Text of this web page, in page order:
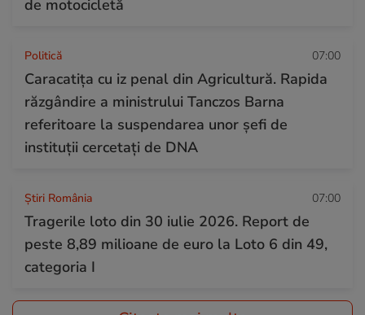
de motocicletă
Politică 07:00
Caracatița cu iz penal din Agricultură. Rapida
răzgândire a ministrului Tanczos Barna
referitoare la suspendarea unor șefi de
instituții cercetați de DNA
Știri România 07:00
Tragerile loto din 30 iulie 2026. Report de
peste 8,89 milioane de euro la Loto 6 din 49,
categoria I